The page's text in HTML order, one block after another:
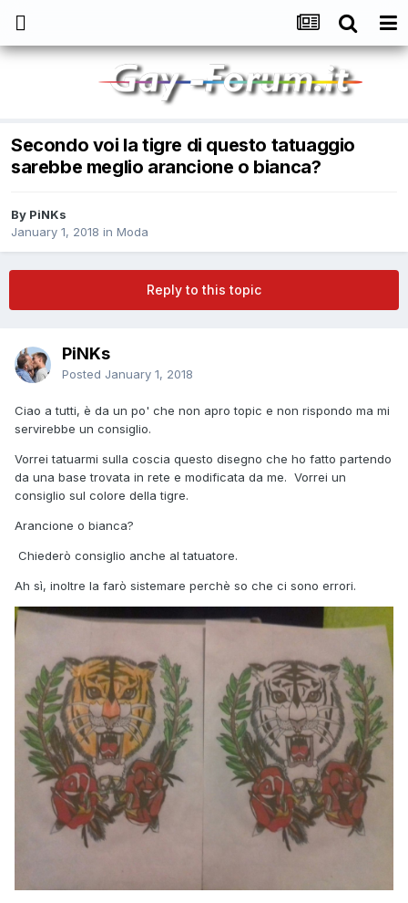
Secondo voi la tigre di questo tatuaggio
sarebbe meglio arancione o bianca?
By PiNKs
January 1, 2018 in Moda
Reply to this topic
PiNKs
Posted January 1, 2018
Ciao a tutti, è da un po' che non apro topic e non rispondo ma mi
servirebbe un consiglio.
Vorrei tatuarmi sulla coscia questo disegno che ho fatto partendo
da una base trovata in rete e modificata da me. Vorrei un
consiglio sul colore della tigre.
Arancione o bianca?
Chiederò consiglio anche al tatuatore.
Ah sì, inoltre la farò sistemare perchè so che ci sono errori.